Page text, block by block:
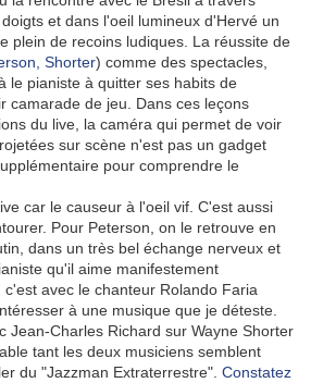
et dans l'oeil lumineux d'Hervé un
plein de recoins ludiques. La réussite de
Shorter) comme des spectacles,
le pianiste à quitter ses habits de
camarade de jeu. Dans ces leçons
du live, la caméra qui permet de voir
sur scène n'est pas un gadget
pour comprendre le
car le causeur à l'oeil vif. C'est aussi
Pour Peterson, on le retrouve en
dans un très bel échange nerveux et
qu'il aime manifestement
avec le chanteur Rolando Faria
à une musique que je déteste.
Jean-Charles Richard sur Wayne Shorter
tant les deux musiciens semblent
du "Jazzman Extraterrestre". Constatez